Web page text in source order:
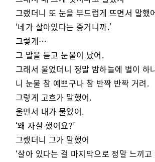
그랬더니 또 눈을 부드럽게 뜨면서 말했
‘네가 살아있다는 증거니까.’
그렇게…
그 말을 듣고 눈물이 났어.
그래서 울었더니 정말 밤하늘에 별이 하
니 눈물 참 예쁘구나 참 반짝 반짝 거려.
그렇게 고흐가 말했어.
울면서 내가 물었어.
‘왜 자살 했어요?’
그랬더니 그가 말했어
‘살아 있다는 걸 마지막으로 정말 느끼